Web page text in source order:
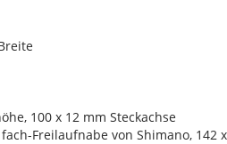
100 x 12 mm Steckachse
Freilaufnabe von Shimano, 142